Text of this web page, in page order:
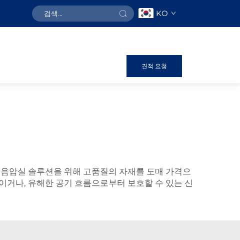
KO
견적 요청
압실 솔루션을 위해 고품질의 자재를 도매 가격으
거나, 유해한 공기 흐름으로부터 보호할 수 있는 신